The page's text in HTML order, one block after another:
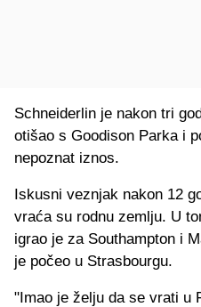
Schneiderlin je nakon tri
otišao s Goodison Parka i
nepoznat iznos.
Iskusni veznjak nakon 12
vraća su rodnu zemlju. U
igrao je za Southampton i
je počeo u Strasbourgu.
"Imao je želju da se vrati u